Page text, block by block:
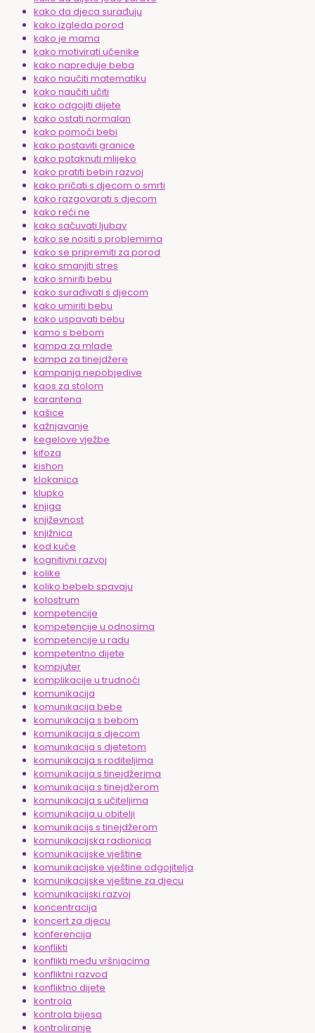
kako da djeca surađuju
kako izgleda porod
kako je mama
kako motivirati učenike
kako napreduje beba
kako naučiti matematiku
kako naučiti učiti
kako odgojiti dijete
kako ostati normalan
kako pomoći bebi
kako postaviti granice
kako potaknuti mlijeko
kako pratiti bebin razvoj
kako pričati s djecom o smrti
kako razgovarati s djecom
kako reći ne
kako sačuvati ljubav
kako se nositi s problemima
kako se pripremiti za porod
kako smanjiti stres
kako smiriti bebu
kako surađivati s djecom
kako umiriti bebu
kako uspavati bebu
kamo s bebom
kampa za mlade
kampa za tinejdžere
kampanja nepobjedive
kaos za stolom
karantena
kašice
kažnjavanje
kegelove vježbe
kifoza
kishon
klokanica
klupko
knjiga
književnost
knjižnica
kod kuće
kognitivni razvoj
kolike
koliko bebeb spavaju
kolostrum
kompetencije
kompetencije u odnosima
kompetencije u radu
kompetentno dijete
kompjuter
komplikacije u trudnoći
komunikacija
komunikacija bebe
komunikacija s bebom
komunikacija s djecom
komunikacija s djetetom
komunikacija s roditeljima
komunikacija s tinejdžerima
komunikacija s tinejdžerom
komunikacija s učiteljima
komunikacija u obitelji
komunikacijs s tinejdžerom
komunikacijska radionica
komunikacijske vještine
komunikacijske vještine odgojitelja
komunikacijske vještine za djecu
komunikacijski razvoj
koncentracija
koncert za djecu
konferencija
konflikti
konflikti među vršnjacima
konfliktni razvod
konfliktno dijete
kontrola
kontrola bijesa
kontroliranje